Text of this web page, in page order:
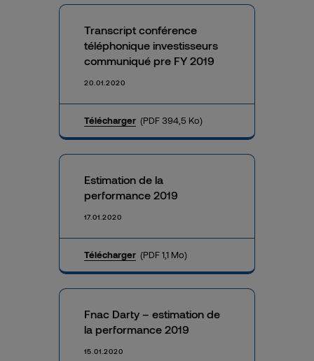
Transcript conférence
téléphonique investisseurs
communiqué pre FY 2019
20.01.2020
Télécharger (PDF 394,5 Ko)
Estimation de la
performance 2019
17.01.2020
Télécharger (PDF 1,1 Mo)
Fnac Darty – estimation de
la performance 2019
15.01.2020